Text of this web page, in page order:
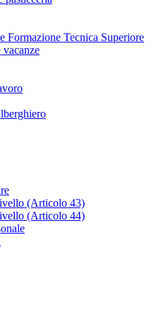
Formazione Tecnica Superiore
(Articolo 43)
(Articolo 44)